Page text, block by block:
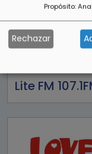
Lite FM
Propósito:
Rechazar